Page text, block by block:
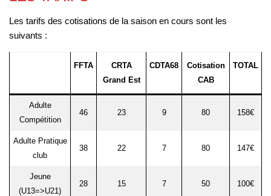
Les tarifs des cotisations de la saison en cours sont les
suivants :
FFTA
CRTA
Grand Est
CDTA68
Cotisation
CAB
TOTAL
Adulte
Compétition
46 23 9 80 158€
Adulte Pratique
club
38 22 7 80 147€
Jeune
(U13=>U21)
28 15 7 50 100€